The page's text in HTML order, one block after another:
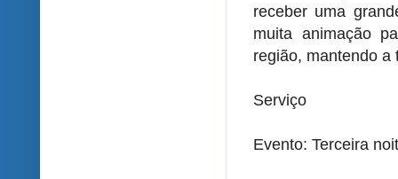
receber uma
muita animação
região, mantendo a
Serviço
Evento: Terceira